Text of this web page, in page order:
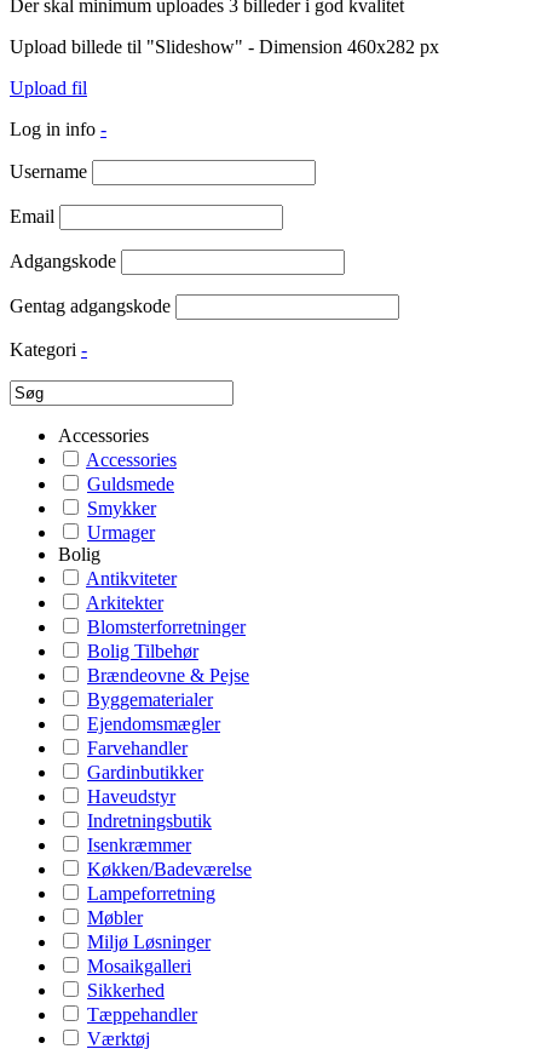
Der skal minimum uploades 3 billeder i god kvalitet
Upload billede til "Slideshow" - Dimension 460x282 px
Upload fil
Log in info -
Username
Email
Adgangskode
Gentag adgangskode
Kategori -
Accessories
Accessories
Guldsmede
Smykker
Urmager
Bolig
Antikviteter
Arkitekter
Blomsterforretninger
Bolig Tilbehør
Brændeovne & Pejse
Byggematerialer
Ejendomsmægler
Farvehandler
Gardinbutikker
Haveudstyr
Indretningsbutik
Isenkræmmer
Køkken/Badeværelse
Lampeforretning
Møbler
Miljø Løsninger
Mosaikgalleri
Sikkerhed
Tæppehandler
Værktøj